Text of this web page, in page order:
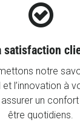

satisfaction
notre
l’innovation à
un
être quotidiens.